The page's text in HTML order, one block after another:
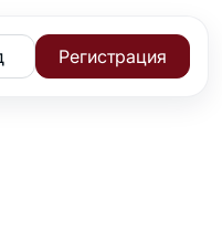
Регистрация